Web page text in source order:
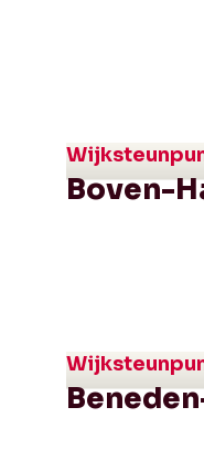
Boven-